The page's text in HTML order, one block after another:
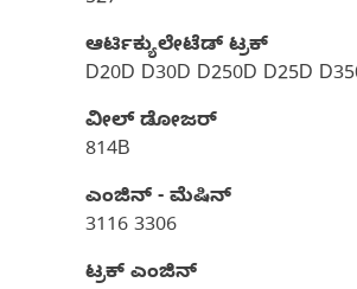
ಆರ್ಟಿಕ್ಯುಲೇಟೆಡ್ ಟ್ರಕ್
D20D D30D D250D D25D
ವೀಲ್ ಡೋಜರ್​
814B
ಎಂಜಿನ್ - ಮೆಷಿನ್
3116 3306
ಟ್ರಕ್ ಎಂಜಿನ್